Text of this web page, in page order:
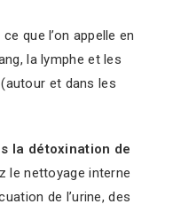
ce que l’on appelle en
la lymphe et les
et dans les
la détoxination de
le nettoyage interne
de l’urine, des